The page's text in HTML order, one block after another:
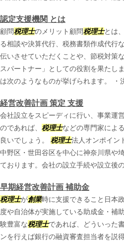
認定支援機関 とは
顧問税理士のメリット顧問税理士とは
る相談や決算代行、税務書類作成代行
伝いさせていただくことや、節税対策
スパートナー」としての役割を果たし
は次のようなものが挙げられます。 ・
経営改善計画 策定 支援
会社設立をスピーディに行い、事業運
のであれば、 税理士などの専門家による
良いでしょう。 税理士法人オンポイン
中野区・世田谷区を中心に神奈川県や
ております。会社の設立手続や設立後
早期経営改善計画 補助金
税理士が創業時に支援できること日本
度や自治体が実施している助成金・補
験豊富な税理士であれば、どういった
ンを行えば銀行の融資審査担当者を説